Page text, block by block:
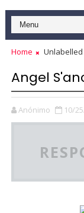
Home Unlabelled
Angel
Anónimo 10/